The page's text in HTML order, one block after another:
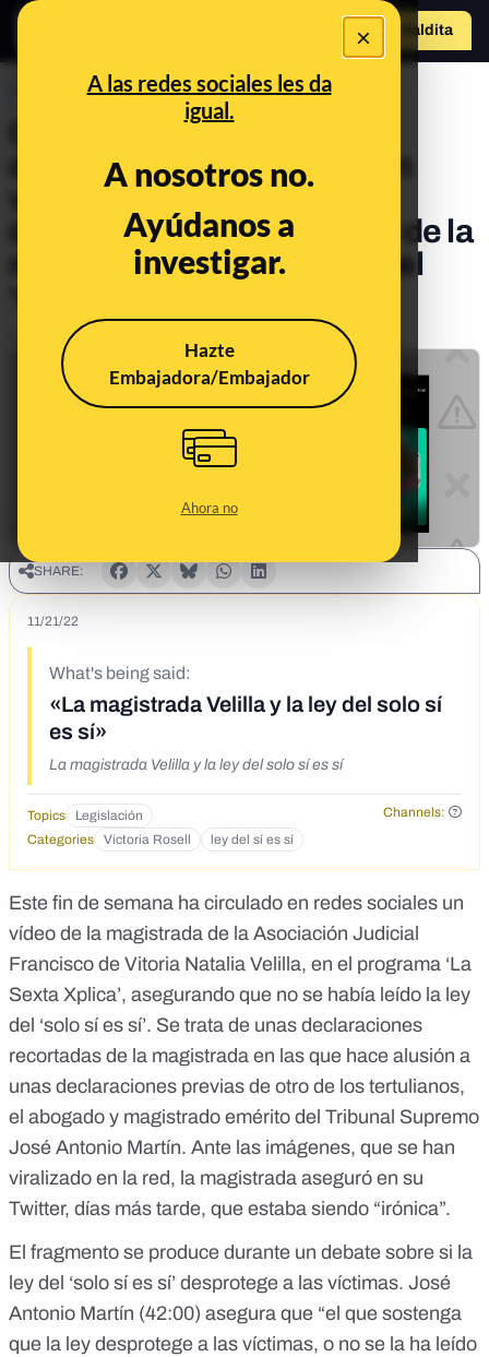
×
A las redes sociales les da
igual.
A nosotros no.
Ayúdanos a
investigar.
Hazte
Embajadora/Embajador
Ahora no
Hazte Maldito
PREBUNKING
descontextualización de un
vídeo puede crear
desinformaciones: el caso de la
magistrada Velilla y la ley del
Publicado el
SHARE:
11/21/22
What's being said:
«La magistrada Velilla y la ley del solo sí
es sí»
La magistrada Velilla y la ley del solo sí es sí
Topics Legislación
Channels:
Categories
Victoria Rosell ley del sí es sí
Este fin de semana ha circulado en redes sociales un
vídeo de la magistrada de la Asociación Judicial
Francisco de Vitoria Natalia Velilla, en el programa ‘La
Sexta Xplica’, asegurando que no se había leído la ley
del ‘solo sí es sí’. Se trata de unas declaraciones
recortadas de la magistrada en las que hace alusión a
unas declaraciones previas de otro de los tertulianos,
el abogado y magistrado emérito del Tribunal Supremo
José Antonio Martín. Ante las imágenes, que se han
viralizado en la red, l a magistrada aseguró en su
Twitter, días más tarde, que estaba siendo “irónica”.
El fragmento se produce durante un debate sobre si la
ley del ‘solo sí es sí’ desprotege a las víctimas. José
Antonio Martín (42:00) asegura que “el que sostenga
que la ley desprotege a las víctimas, o no se la ha leído